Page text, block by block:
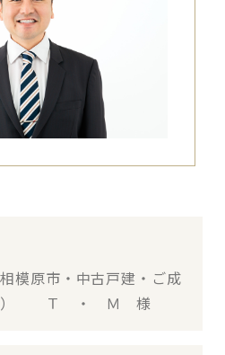
模原市・中古戸建・ご成
月） Ｔ ・ Ｍ 様